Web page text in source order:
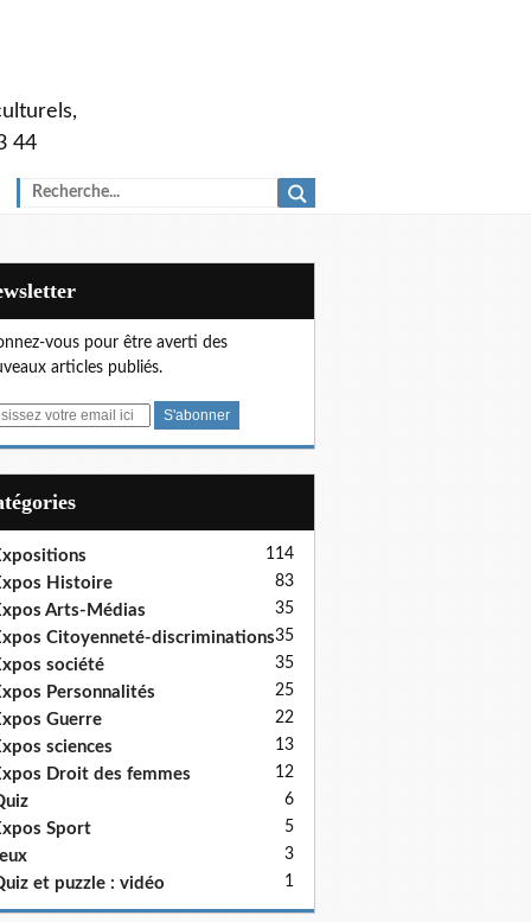
44
vous pour être averti des
articles publiés.
114
Histoire 83
Arts-Médias 35
Citoyenneté-discriminations35
société 35
Personnalités 25
Guerre 22
sciences 13
Droit des femmes 12
6
Sport 5
3
et puzzle : vidéo 1